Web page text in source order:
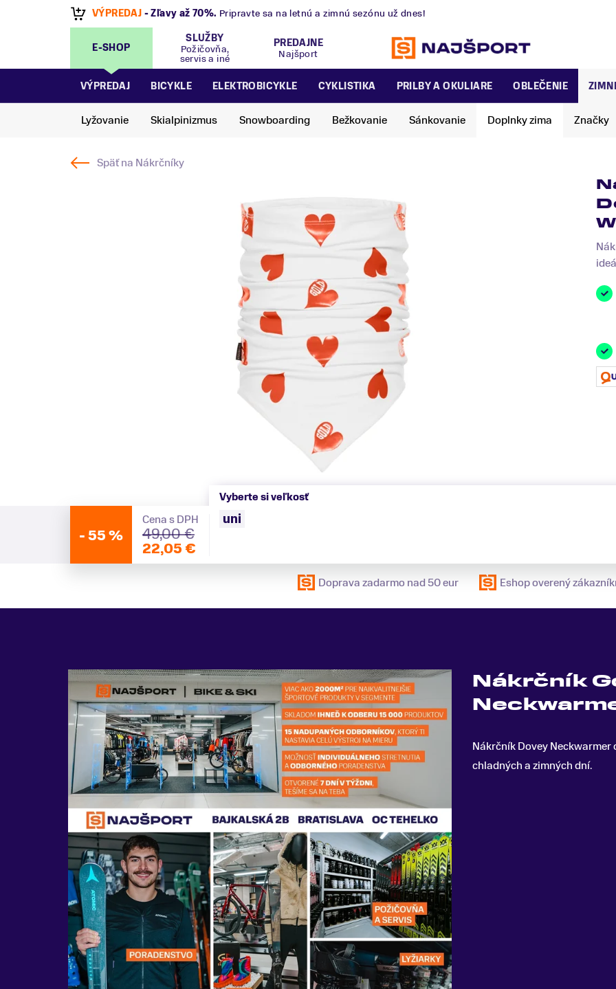
VÝPREDAJ - Zľavy až 70%. Pripravte sa na letnú a zimnú sezónu už dnes!
E-SHOP
SLUŽBY
Požičovňa,
servis a iné
PREDAJNE
Najšport
VÝPREDAJ BICYKLE ELEKTROBICYKLE CYKLISTIKA PRILBY A OKULIARE OBLEČENIE
Lyžovanie Skialpinizmus Snowboarding Bežkovanie Sánkovanie Doplnky zima Značky
Späť na Nákrčníky
-55 %
Cena s DPH
49,00 €
22,05 €
Vyberte si veľkosť
uni
Doprava zadarmo nad 50 eur Eshop overený
Nákrčník
Nákrčník Dovey
chladných a zimných dní.